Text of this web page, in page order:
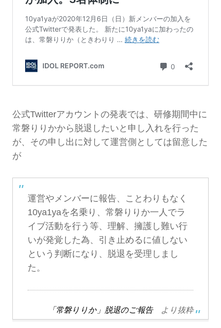
公式Twitterアカウントの発表では、研修期間中に
常磐りりかから脱退したいと申し入れを行った
が、その申し出に対して運営側としては留意した
が
運営やメンバーに報告、ことわりもなく
10ya1yaを名乗り、常磐りりか一人でラ
イブ活動を行う等、理解、擁護し難い行
いが発覚した為、引き止めるに値しない
という判断になり、脱退を受理しまし
た。
「常磐りりか」脱退のご報告より抜粋